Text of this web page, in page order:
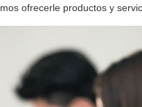
ofrecerle productos y